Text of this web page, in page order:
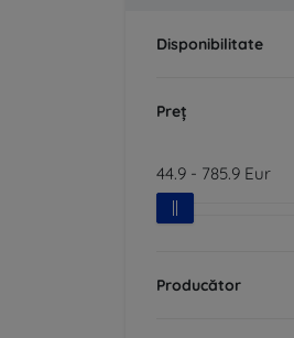
Disponibilitate
Preț
44.9 - 785.9 Eur
Producător